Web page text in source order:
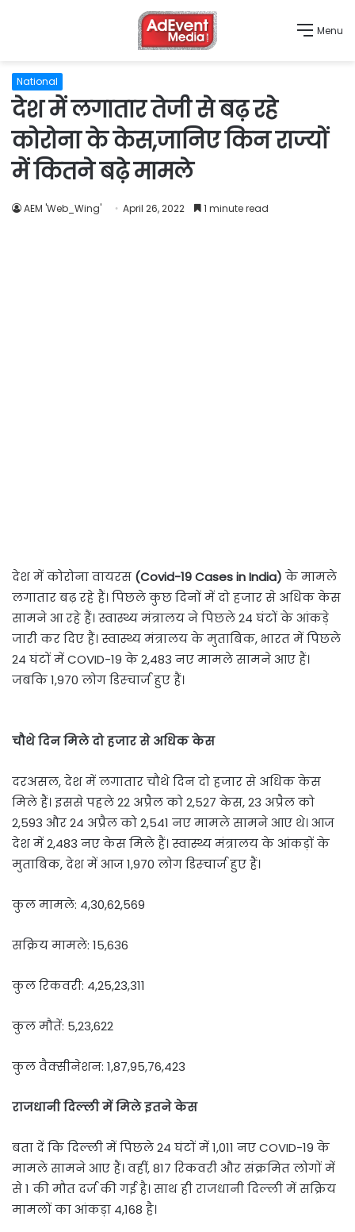
Menu
National
देश में लगातार तेजी से बढ़ रहे
कोरोना के केस,जानिए किन राज्यों
में कितने बढ़े मामले
AEM 'Web_Wing' April 26, 2022 1 minute read
देश में कोरोना वायरस (Covid-19 Cases in India) के मामले
लगातार बढ़ रहे हैं। पिछले कुछ दिनों में दो हजार से अधिक केस
सामने आ रहे हैं। स्वास्थ्य मंत्रालय ने पिछले 24 घंटों के आंकड़े
जारी कर दिए हैं। स्वास्थ्य मंत्रालय के मुताबिक, भारत में पिछले
24 घंटों में COVID-19 के 2,483 नए मामले सामने आए हैं।
जबकि 1,970 लोग डिस्चार्ज हुए हैं।
चौथे दिन मिले दो हजार से अधिक केस
दरअसल, देश में लगातार चौथे दिन दो हजार से अधिक केस
मिले हैं। इससे पहले 22 अप्रैल को 2,527 केस, 23 अप्रैल को
2,593 और 24 अप्रैल को 2,541 नए मामले सामने आए थे। आज
देश में 2,483 नए केस मिले हैं। स्वास्थ्य मंत्रालय के आंकड़ों के
मुताबिक, देश में आज 1,970 लोग डिस्चार्ज हुए हैं।
कुल मामले: 4,30,62,569
सक्रिय मामले: 15,636
कुल रिकवरी: 4,25,23,311
कुल मौतें: 5,23,622
कुल वैक्सीनेशन: 1,87,95,76,423
राजधानी दिल्ली में मिले इतने केस
बता दें कि दिल्ली में पिछले 24 घंटों में 1,011 नए COVID-19 के
मामले सामने आए हैं। वहीं, 817 रिकवरी और संक्रमित लोगों में
से 1 की मौत दर्ज की गई है। साथ ही राजधानी दिल्ली में सक्रिय
मामलों का आंकड़ा 4,168 है।